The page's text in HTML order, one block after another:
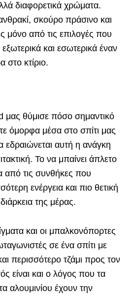
διαφορετικά χρώματα.
σκούρο πράσινο και
μόνο από τις επιλογές που
και εσωτερικά έναν
στο κτίριο.
μας θύμισε πόσο σημαντικό
όμορφα μέσα στο σπίτι μας
εδραιώνεται αυτή η ανάγκη
Το να μπαίνει άπλετο
από τις συνθήκες που
ενέργεια και πιο θετική
της μέρας.
και οι μπαλκονόπορτες
σε ένα σπίτι με
περισσότερο τζάμι προς τον
είναι και ο λόγος που τα
αλουμινίου έχουν την